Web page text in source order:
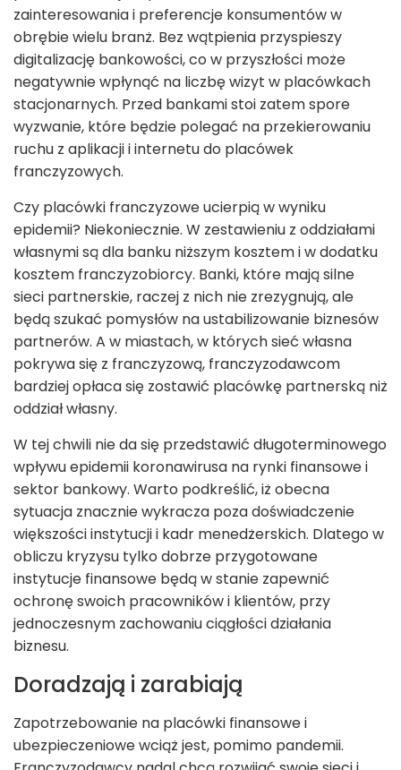
zainteresowania i preferencje konsumentów w
obrębie wielu branż. Bez wątpienia przyspieszy
digitalizację bankowości, co w przyszłości może
negatywnie wpłynąć na liczbę wizyt w placówkach
stacjonarnych. Przed bankami stoi zatem spore
wyzwanie, które będzie polegać na przekierowaniu
ruchu z aplikacji i internetu do placówek
franczyzowych.
Czy placówki franczyzowe ucierpią w wyniku
epidemii? Niekoniecznie. W zestawieniu z oddziałami
własnymi są dla banku niższym kosztem i w dodatku
kosztem franczyzobiorcy. Banki, które mają silne
sieci partnerskie, raczej z nich nie zrezygnują, ale
będą szukać pomysłów na ustabilizowanie biznesów
partnerów. A w miastach, w których sieć własna
pokrywa się z franczyzową, franczyzodawcom
bardziej opłaca się zostawić placówkę partnerską niż
oddział własny.
W tej chwili nie da się przedstawić długoterminowego
wpływu epidemii koronawirusa na rynki finansowe i
sektor bankowy. Warto podkreślić, iż obecna
sytuacja znacznie wykracza poza doświadczenie
większości instytucji i kadr menedżerskich. Dlatego w
obliczu kryzysu tylko dobrze przygotowane
instytucje finansowe będą w stanie zapewnić
ochronę swoich pracowników i klientów, przy
jednoczesnym zachowaniu ciągłości działania
biznesu.
Doradzają i zarabiają
Zapotrzebowanie na placówki finansowe i
ubezpieczeniowe wciąż jest, pomimo pandemii.